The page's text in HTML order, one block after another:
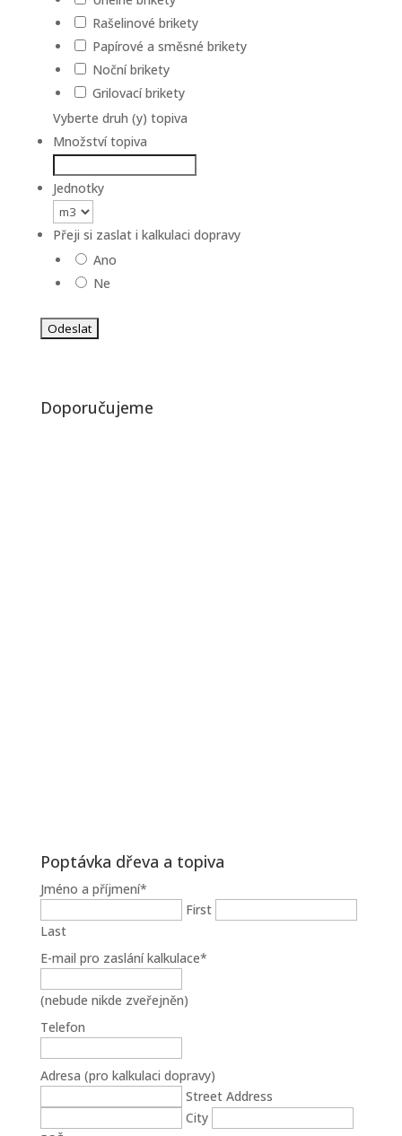
Rašelinové brikety
Papírové a směsné brikety
Noční brikety
Grilovací brikety
Vyberte druh (y) topiva
Množství topiva
Jednotky
Přeji si zaslat i kalkulaci dopravy
Ano
Ne
Doporučujeme
Poptávka dřeva a topiva
Jméno a příjmení*
First
Last
E-mail pro zaslání kalkulace*
(nebude nikde zveřejněn)
Telefon
Adresa (pro kalkulaci dopravy)
Street Address
City